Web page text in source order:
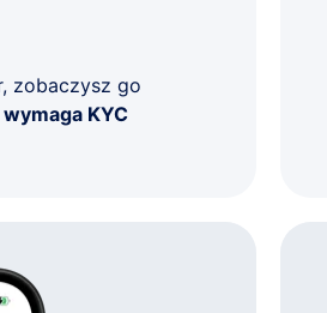
zobaczysz go
wymaga KYC